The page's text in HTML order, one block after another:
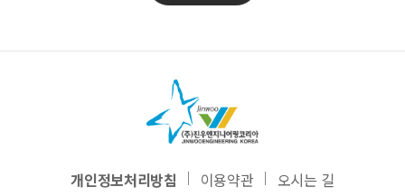
개인정보처리방침 이용약관 오시는 길